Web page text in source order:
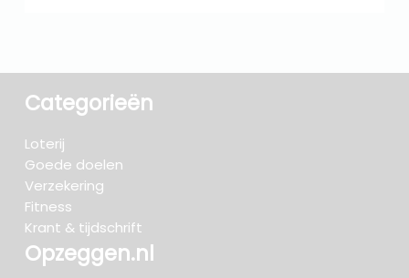
Categorieën
Loterij
Goede doelen
Verzekering
Fitness
Krant & tijdschrift
Opzeggen.nl